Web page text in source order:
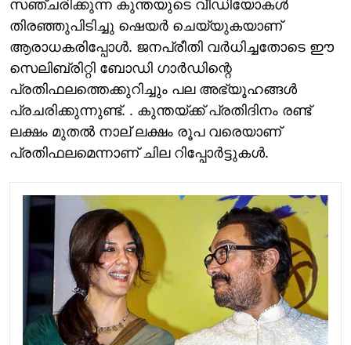
സഞ്ചരിക്കുന്ന കുന്തയുടെ വീഡിയോകൾ
തിരഞ്ഞുപിടിച്ചു ഷെയർ ചെയ്യുകയാണ്
ആരാധകരിപ്പോൾ. ജനപ്രീതി വർധിച്ചതോടെ ഈ
സെലിബ്രിറ്റി ബോഡി ഗാർഡിന്റെ
പ്രതിഫലത്തെക്കുറിച്ചും പല അഭ്യൂഹങ്ങൾ
പ്രചരിക്കുന്നുണ്ട്. . കുന്തയ്ക്ക് പ്രതിദിനം രണ്ട്
ലക്ഷം മുതൽ നാല് ലക്ഷം രൂപ വരെയാണ്
പ്രതിഫലമെന്നാണ് ചില റിപ്പോർട്ടുകൾ.